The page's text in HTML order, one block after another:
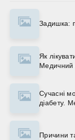
Задишка:
Як
Медичний
Сучасні
діабету.
Причини